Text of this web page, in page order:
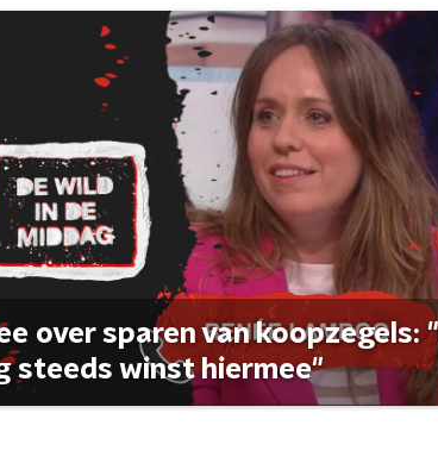
over sparen van koopzegels:
steeds winst hiermee"